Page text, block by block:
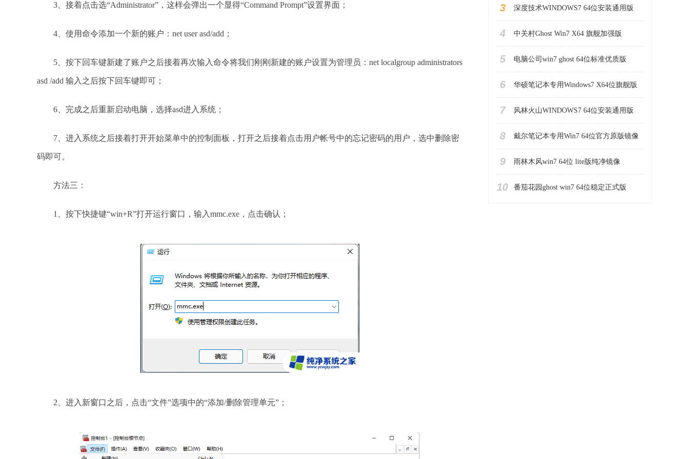
3、接着点击选“Administrator”，这样会弹出一个显得“Command Prompt”设置界面；
4、使用命令添加一个新的账户：net user asd/add；
5、按下回车键新建了账户之后接着再次输入命令将我们刚刚新建的账户设置为管理员：net localgroup administrators
asd /add 输入之后按下回车键即可；
6、完成之后重新启动电脑，选择asd进入系统；
7、进入系统之后接着打开开始菜单中的控制面板，打开之后接着点击用户帐号中的忘记密码的用户，选中删除密
码即可。
方法三：
1、按下快捷键“win+R”打开运行窗口，输入mmc.exe，点击确认；
2、进入新窗口之后，点击“文件”选项中的“添加/删除管理单元”；
3 深度技术WINDOWS7 64位安装通用版
4 中关村Ghost Win7 X64 旗舰加强版
5 电脑公司win7 ghost 64位标准优质版
6 华硕笔记本专用Windows7 X64位旗舰版
7 风林火山WINDOWS7 64位安装通用版
8 戴尔笔记本专用Win7 64位官方原版镜像
9 雨林木风win7 64位 lite版纯净镜像
10 番茄花园ghost win7 64位稳定正式版